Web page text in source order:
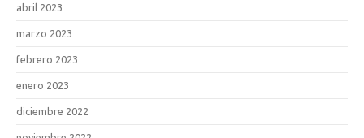
abril 2023
marzo 2023
febrero 2023
enero 2023
diciembre 2022